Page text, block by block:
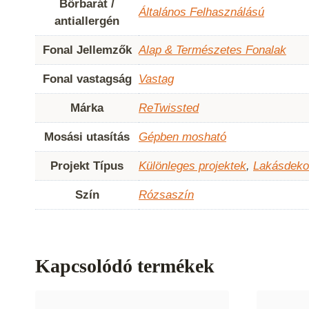
Bőrbarát /
antiallergén
Általános Felhasználású
Fonal Jellemzők Alap & Természetes Fonalak
Fonal vastagság Vastag
Márka ReTwissted
Mosási utasítás Gépben mosható
Projekt Típus Különleges projektek,
Szín Rózsaszín
Kapcsolódó termékek